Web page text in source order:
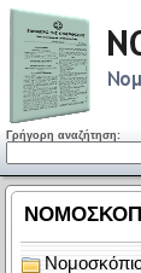
Γρήγορη αναζήτηση: